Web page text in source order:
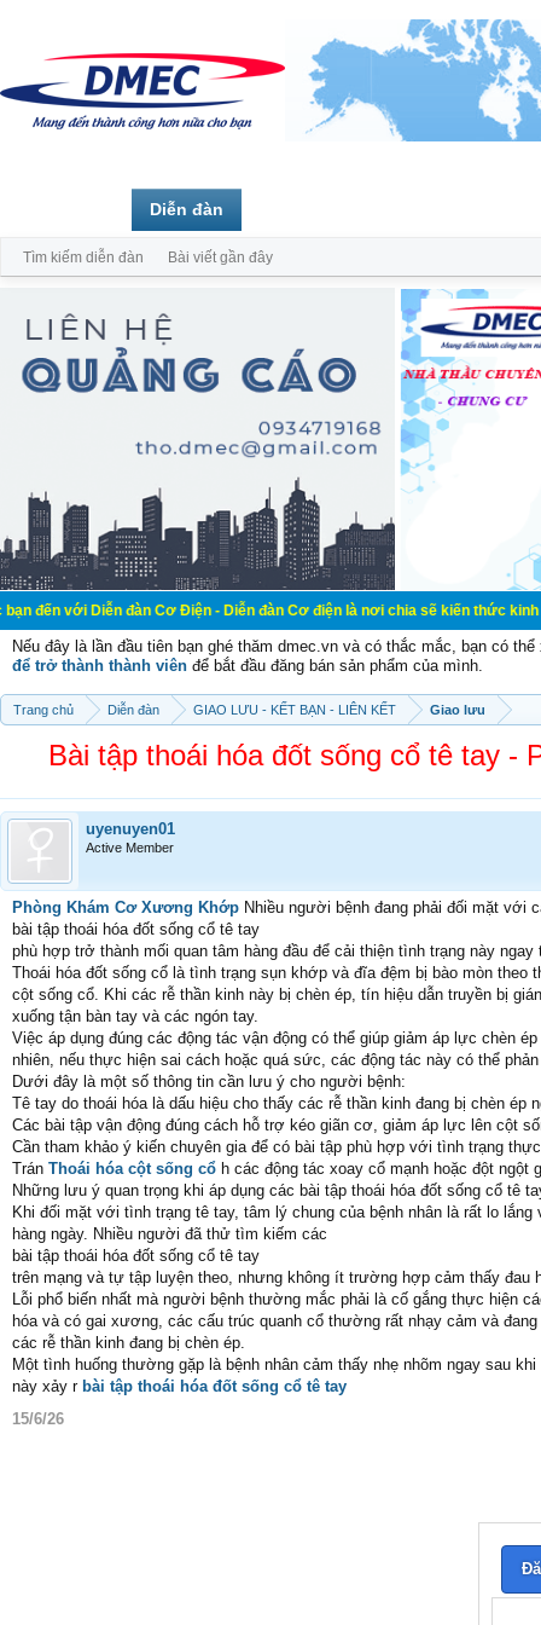
với Diễn đàn Cơ Điện - Diễn đàn Cơ điện là nơi chia sẽ kiến thức kinh
Nếu đây là lần đầu tiên bạn ghé thăm dmec.vn và có thắc mắc, bạn có
để trở thành thành viên để bắt đầu đăng bán sản phẩm của mình.
Trang chủ Diễn đàn GIAO LƯU - KẾT BẠN - LIÊN KẾT Giao lưu
Bài tập thoái hóa đốt sống cổ tê tay -
uyenuyen01
Active Member
Phòng Khám Cơ Xương Khớp Nhiều người bệnh đang phải đối mặt với
bài tập thoái hóa đốt sống cổ tê tay
phù hợp trở thành mối quan tâm hàng đầu để cải thiện tình trạng này ngay
Thoái hóa đốt sống cổ là tình trạng sụn khớp và đĩa đệm bị bào mòn
cột sống cổ. Khi các rễ thần kinh này bị chèn ép, tín hiệu dẫn truyền bị
xuống tận bàn tay và các ngón tay.
Việc áp dụng đúng các động tác vận động có thể giúp giảm áp lực chèn
nhiên, nếu thực hiện sai cách hoặc quá sức, các động tác này có thể
Dưới đây là một số thông tin cần lưu ý cho người bệnh:
Tê tay do thoái hóa là dấu hiệu cho thấy các rễ thần kinh đang bị chèn ép
Các bài tập vận động đúng cách hỗ trợ kéo giãn cơ, giảm áp lực lên cột
Cần tham khảo ý kiến chuyên gia để có bài tập phù hợp với tình trạng
Trán Thoái hóa cột sống cổ h các động tác xoay cổ mạnh hoặc đột ngột
Những lưu ý quan trọng khi áp dụng các bài tập thoái hóa đốt sống cổ tê
Khi đối mặt với tình trạng tê tay, tâm lý chung của bệnh nhân là rất lo
hàng ngày. Nhiều người đã thử tìm kiếm các
bài tập thoái hóa đốt sống cổ tê tay
trên mạng và tự tập luyện theo, nhưng không ít trường hợp cảm thấy đau
Lỗi phổ biến nhất mà người bệnh thường mắc phải là cố gắng thực hiện
hóa và có gai xương, các cấu trúc quanh cổ thường rất nhạy cảm và
các rễ thần kinh đang bị chèn ép.
Một tình huống thường gặp là bệnh nhân cảm thấy nhẹ nhõm ngay sau
này xảy r bài tập thoái hóa đốt sống cổ tê tay
15/6/26
Diễn đàn
Tìm kiếm diễn đàn Bài viết gần đây